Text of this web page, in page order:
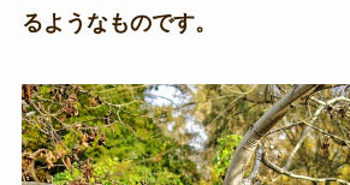
るようなものです。